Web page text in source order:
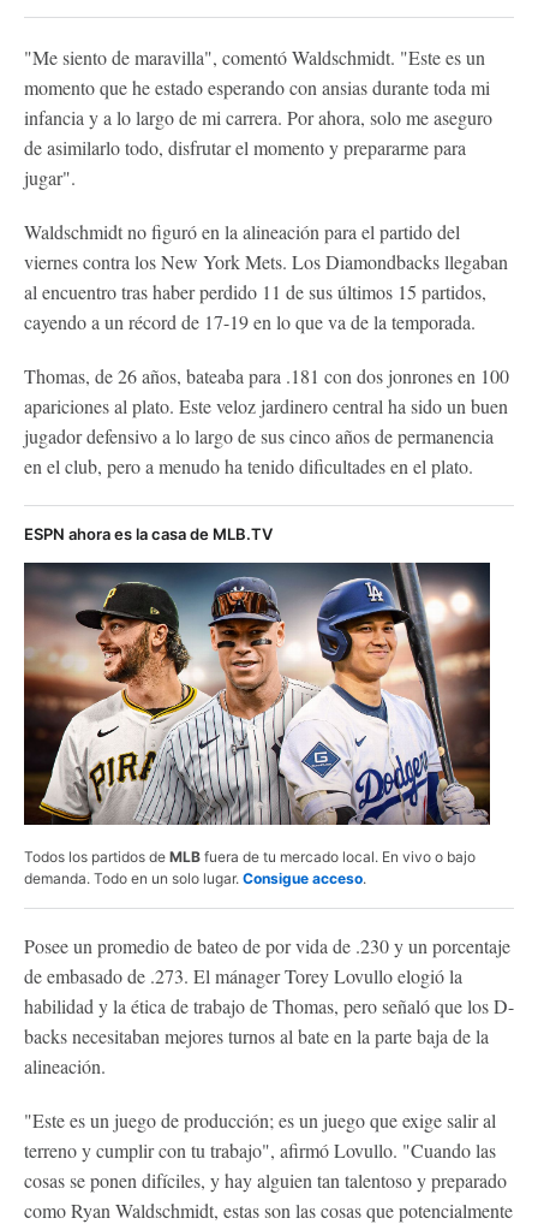
"Me siento de maravilla", comentó Waldschmidt. "Este es un
momento que he estado esperando con ansias durante toda mi
infancia y a lo largo de mi carrera. Por ahora, solo me aseguro
de asimilarlo todo, disfrutar el momento y prepararme para
jugar".
Waldschmidt no figuró en la alineación para el partido del
viernes contra los New York Mets. Los Diamondbacks llegaban
al encuentro tras haber perdido 11 de sus últimos 15 partidos,
cayendo a un récord de 17-19 en lo que va de la temporada.
Thomas, de 26 años, bateaba para .181 con dos jonrones en 100
apariciones al plato. Este veloz jardinero central ha sido un buen
jugador defensivo a lo largo de sus cinco años de permanencia
en el club, pero a menudo ha tenido dificultades en el plato.
ESPN ahora es la casa de MLB.TV
Todos los partidos de MLB fuera de tu mercado local. En vivo o bajo
demanda. Todo en un solo lugar. Consigue acceso.
Posee un promedio de bateo de por vida de .230 y un porcentaje
de embasado de .273. El mánager Torey Lovullo elogió la
habilidad y la ética de trabajo de Thomas, pero señaló que los D-
backs necesitaban mejores turnos al bate en la parte baja de la
alineación.
"Este es un juego de producción; es un juego que exige salir al
terreno y cumplir con tu trabajo", afirmó Lovullo. "Cuando las
cosas se ponen difíciles, y hay alguien tan talentoso y preparado
como Ryan Waldschmidt, estas son las cosas que potencialmente